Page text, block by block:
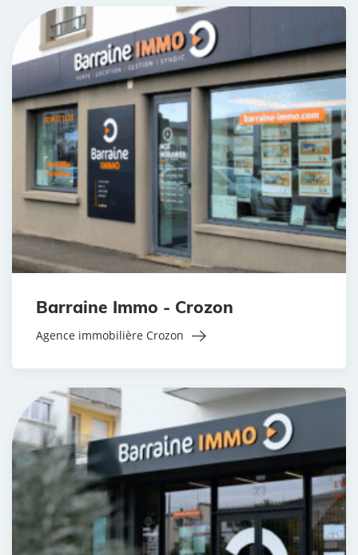
Barraine Immo - Crozon
Agence immobilière Crozon